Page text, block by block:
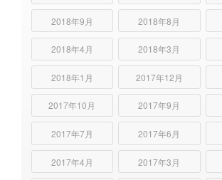
2018年9月 2018年8月
2018年4月 2018年3月
2018年1月 2017年12月
2017年10月 2017年9月
2017年7月 2017年6月
2017年4月 2017年3月